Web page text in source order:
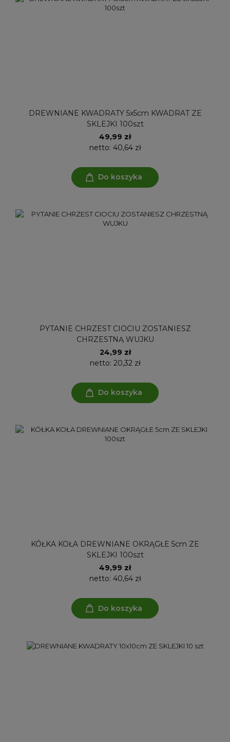
DREWNIANE KWADRATY 5x5cm KWADRAT ZE
SKLEJKI 100szt
49,99 zł
netto: 40,64 zł
Do koszyka
PYTANIE CHRZEST CIOCIU ZOSTANIESZ
CHRZESTNĄ WUJKU
24,99 zł
netto: 20,32 zł
Do koszyka
KÓŁKA KOŁA DREWNIANE OKRĄGŁE 5cm ZE
SKLEJKI 100szt
49,99 zł
netto: 40,64 zł
Do koszyka